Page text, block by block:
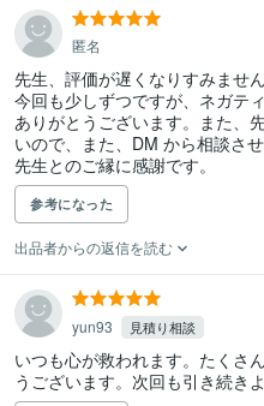
匿名
先生、評価が遅くなりすみません
今回も少しずつですが、ネガテ
ありがとうございます。また、
いので、また、DM から相談させ
先生とのご縁に感謝です。
参考になった
出品者からの返信を読む
yun93 見積り相談
いつも心が救われます。たくさ
うございます。次回も引き続き